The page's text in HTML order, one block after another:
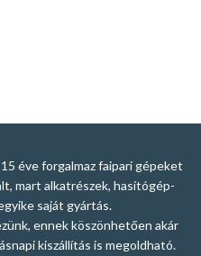
éve forgalmaz faipari gépeket
mart alkatrészek, hasítógép-
saját gyártás.
ennek köszönhetően akár
kiszállítás is megoldható.